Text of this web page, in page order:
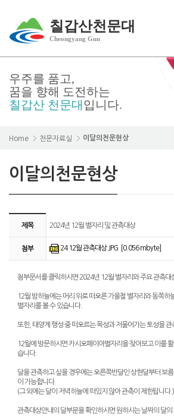
칠갑산천문대
Cheongyang Gun
우주를 품고,
꿈을 향해 도전하는
칠갑산 천문대 입니다.
이달의천문현상
Home 천문자료실 이달의천문현상
제목 2024년 12월 별자리 및 관측대상
첨부 24 12월 관측대상.JPG [0.056 mbyte]
첨부문서를 클릭하시면 2024년 12월 별자리와 주요 관측대
12월 밤하늘에는 머리 위로 떠오른 가을철 별자리와 동쪽하
별자리를 볼 수 있습니다.
또한, 태양계 행성 중 떠오르는 목성과 저물어가는 토성을 관
12월에 방문하시면 카시오페이아별자리을 찾아보고 이를
습니다.
달을 관측하고 싶을 경우에는 오른쪽반달인 상현달부터 보
이 가능합니다.
(그 외에는 달이 저녁하늘에 떠있지 않아 관측이 제한됩니다.)
관측대상안내의 달부분을 확인하시면 원하시는 날짜의 달의